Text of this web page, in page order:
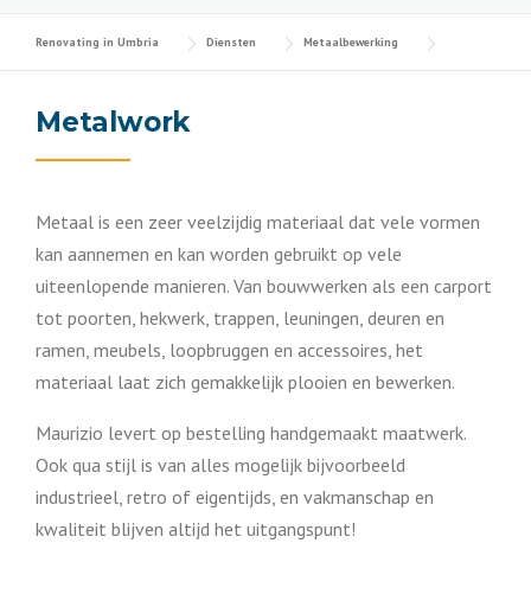
Renovating in Umbria Diensten Metaalbewerking
Metalwork
Metaal is een zeer veelzijdig materiaal dat vele vormen
kan aannemen en kan worden gebruikt op vele
uiteenlopende manieren. Van bouwwerken als een carport
tot poorten, hekwerk, trappen, leuningen, deuren en
ramen, meubels, loopbruggen en accessoires, het
materiaal laat zich gemakkelijk plooien en bewerken.
Maurizio levert op bestelling handgemaakt maatwerk.
Ook qua stijl is van alles mogelijk bijvoorbeeld
industrieel, retro of eigentijds, en vakmanschap en
kwaliteit blijven altijd het uitgangspunt!